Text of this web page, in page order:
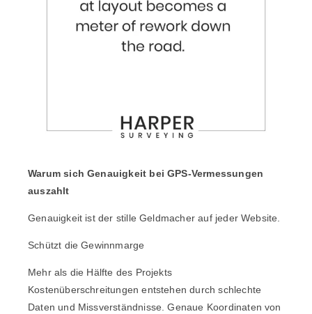
Warum sich Genauigkeit bei GPS-Vermessungen
auszahlt
Genauigkeit ist der stille Geldmacher auf jeder Website.
Schützt die Gewinnmarge
Mehr als die Hälfte des Projekts
Kostenüberschreitungen entstehen durch schlechte
Daten und Missverständnisse. Genaue Koordinaten von